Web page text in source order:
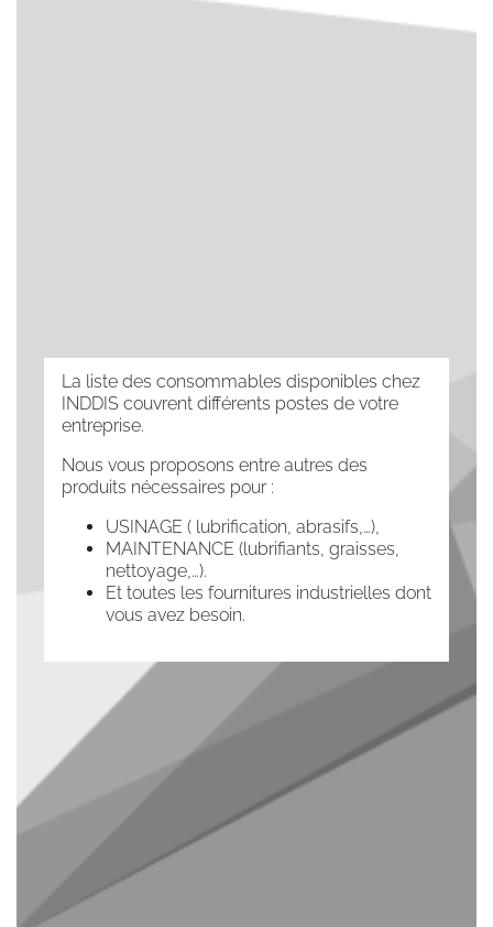
La liste des consommables disponibles chez
INDDIS couvrent différents postes de votre
entreprise.
Nous vous proposons entre autres des
produits nécessaires pour :
USINAGE ( lubrification, abrasifs,…),
MAINTENANCE (lubrifiants, graisses,
nettoyage,…).
Et toutes les fournitures industrielles dont
vous avez besoin.